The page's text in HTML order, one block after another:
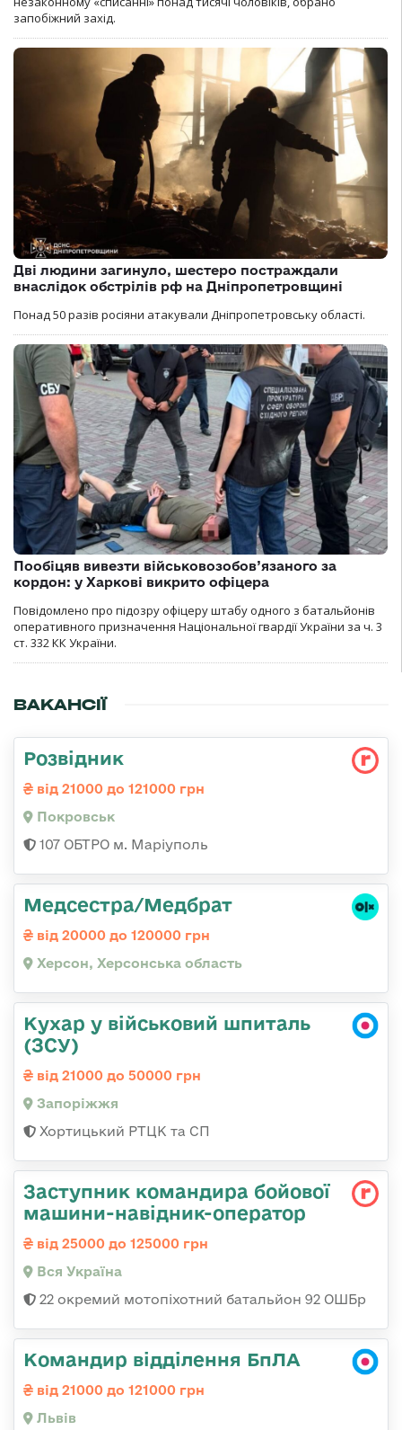
запобіжний захід.
Дві людини загинуло, шестеро постраждали
внаслідок обстрілів рф на Дніпропетровщині
Понад 50 разів росіяни атакували Дніпропетровську області.
Пообіцяв вивезти військовозобов’язаного за
кордон: у Харкові викрито офіцера
Повідомлено про підозру офіцеру штабу одного з батальйонів
оперативного призначення Національної гвардії України за ч. 3
ст. 332 КК України.
ВАКАНСІЇ
Розвідник
від 21000 до 121000 грн
Покровськ
107 ОБТРО м. Маріуполь
Медсестра/Медбрат
від 20000 до 120000 грн
Херсон, Херсонська область
Кухар у військовий шпиталь
(ЗСУ)
від 21000 до 50000 грн
Запоріжжя
Хортицький РТЦК та СП
Заступник командира бойової
машини-навідник-оператор
від 25000 до 125000 грн
Вся Україна
22 окремий мотопіхотний батальйон 92 ОШБр
Командир відділення БпЛА
від 21000 до 121000 грн
Львів